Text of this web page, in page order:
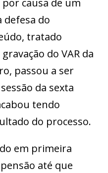
causa de um
defesa do
tratado
do VAR da
passou a ser
da sexta
tendo
do processo.
em primeira
até que